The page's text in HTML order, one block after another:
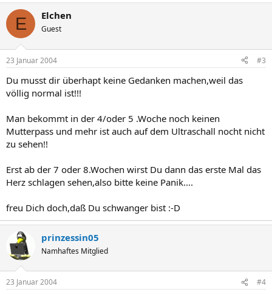
E Elchen
Guest
23 Januar 2004 #3
Du musst dir überhapt keine Gedanken machen,weil das
völlig normal ist!!!
Man bekommt in der 4/oder 5 .Woche noch keinen
Mutterpass und mehr ist auch auf dem Ultraschall nocht nicht
zu sehen!!
Erst ab der 7 oder 8.Wochen wirst Du dann das erste Mal das
Herz schlagen sehen,also bitte keine Panik....
freu Dich doch,daß Du schwanger bist :-D
prinzessin05
Namhaftes Mitglied
23 Januar 2004 #4